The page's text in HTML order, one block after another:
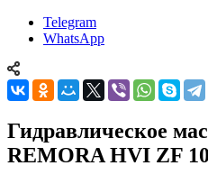
Telegram
WhatsApp
Гидравлическое
REMORA HVI ZF 10